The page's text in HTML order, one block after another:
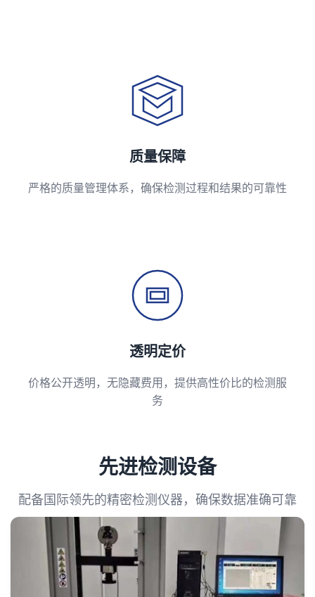
质量保障
严格的质量管理体系，确保检测过程和结果的可靠性
透明定价
价格公开透明，无隐藏费用，提供高性价比的检测服
务
先进检测设备
配备国际领先的精密检测仪器，确保数据准确可靠